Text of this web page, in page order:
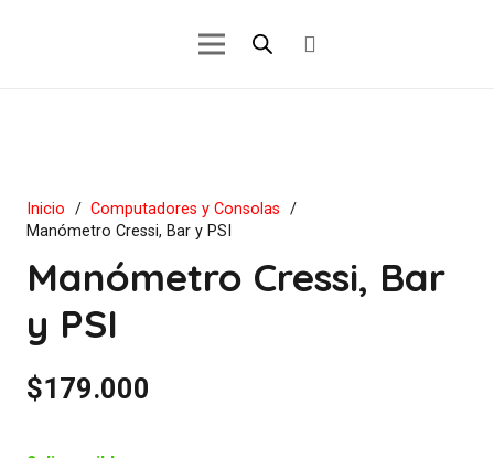
Inicio / Computadores y Consolas /
Manómetro Cressi, Bar y PSI
Manómetro Cressi, Bar
y PSI
$179.000